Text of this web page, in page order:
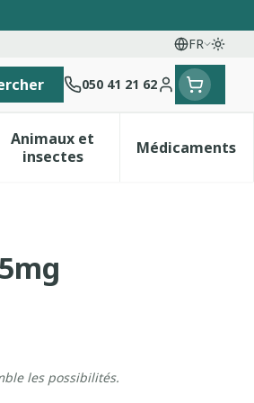
FR
Langues
050 41 21 62
Menu client
Naturopathie
menu pour la catégorie
Animaux et
insectesAfficher le sous-menu
Médicaments
Afficher
les possibilités.